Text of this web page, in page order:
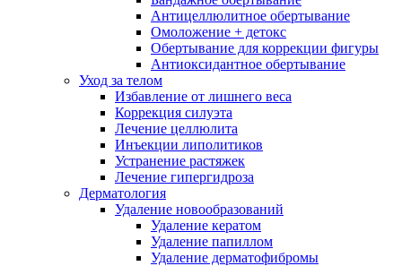
Антицеллюлитное обертывание
Омоложение + детокс
Обертывание для коррекции фигуры
Антиоксидантное обертывание
Уход за телом
Избавление от лишнего веса
Коррекция силуэта
Лечение целлюлита
Инъекции липолитиков
Устранение растяжек
Лечение гипергидроза
Дерматология
Удаление новообразований
Удаление кератом
Удаление папиллом
Удаление дерматофибромы